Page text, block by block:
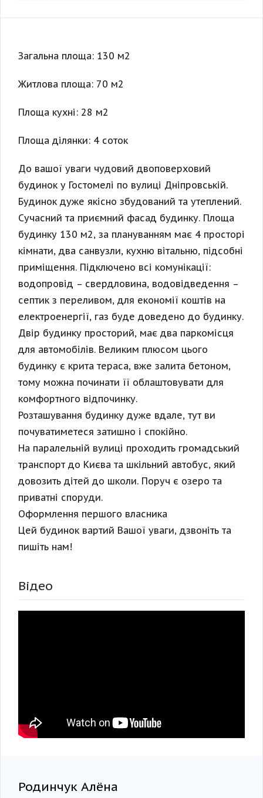
Загальна площа: 130 м2
Житлова площа: 70 м2
Площа кухні: 28 м2
Площа ділянки: 4 соток
До вашої уваги чудовий двоповерховий
будинок у Гостомелі по вулиці Дніпровській.
Будинок дуже якісно збудований та утеплений.
Сучасний та приємний фасад будинку. Площа
будинку 130 м2, за плануванням має 4 просторі
кімнати, два санвузли, кухню вітальню, підсобні
приміщення. Підключено всі комунікації:
водопровід – свердловина, водовідведення –
септик з переливом, для економії коштів на
електроенергії, газ буде доведено до будинку.
Двір будинку просторий, має два паркомісця
для автомобілів. Великим плюсом цього
будинку є крита тераса, вже залита бетоном,
тому можна починати її облаштовувати для
комфортного відпочинку.
Розташування будинку дуже вдале, тут ви
почуватиметеся затишно і спокійно.
На паралельній вулиці проходить громадський
транспорт до Києва та шкільний автобус, який
довозить дітей до школи. Поруч є озеро та
приватні споруди.
Оформлення першого власника
Цей будинок вартий Вашої уваги, дзвоніть та
пишіть нам!
Відео
Родинчук Алёна